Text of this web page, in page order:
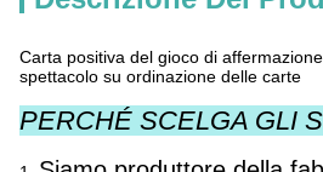
Carta positiva del gioco di
spettacolo su ordinazione delle carte
PERCHÉ SCELGA GLI